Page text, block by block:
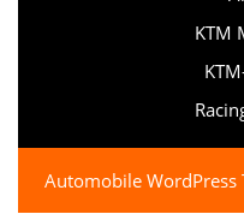
KTM
Automobile WordPress